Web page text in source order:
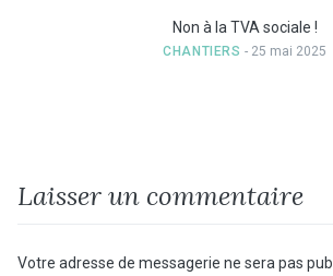
Non à la TVA sociale !
CHANTIERS - 25 mai 2025
Laisser un commentaire
Votre adresse de messagerie ne sera pas